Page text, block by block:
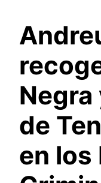
Negra
de
en los